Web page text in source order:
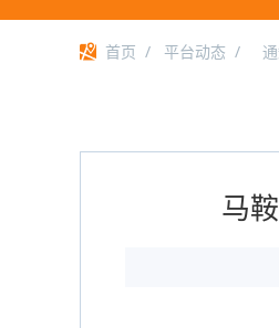
首页 / 平台动态 /
马